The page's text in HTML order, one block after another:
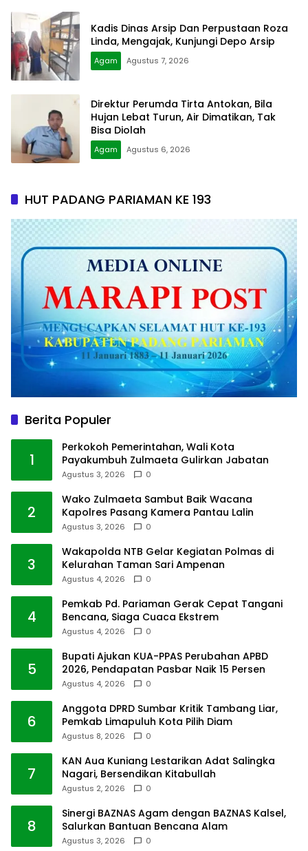
Kadis Dinas Arsip Dan Perpustaan Roza
Linda, Mengajak, Kunjungi Depo Arsip
Agam Agustus 7, 2026
Direktur Perumda Tirta Antokan, Bila
Hujan Lebat Turun, Air Dimatikan, Tak
Bisa Diolah
Agam Agustus 6, 2026
HUT PADANG PARIAMAN KE 193
Berita Populer
1
Perkokoh Pemerintahan, Wali Kota
Payakumbuh Zulmaeta Gulirkan Jabatan
Agustus 3, 2026 0
2
Wako Zulmaeta Sambut Baik Wacana
Kapolres Pasang Kamera Pantau Lalin
Agustus 3, 2026 0
3
Wakapolda NTB Gelar Kegiatan Polmas di
Kelurahan Taman Sari Ampenan
Agustus 4, 2026 0
4
Pemkab Pd. Pariaman Gerak Cepat Tangani
Bencana, Siaga Cuaca Ekstrem
Agustus 4, 2026 0
5
Bupati Ajukan KUA-PPAS Perubahan APBD
2026, Pendapatan Pasbar Naik 15 Persen
Agustus 4, 2026 0
6
Anggota DPRD Sumbar Kritik Tambang Liar,
Pemkab Limapuluh Kota Pilih Diam
Agustus 8, 2026 0
7
KAN Aua Kuniang Lestarikan Adat Salingka
Nagari, Bersendikan Kitabullah
Agustus 2, 2026 0
8
Sinergi BAZNAS Agam dengan BAZNAS Kalsel,
Salurkan Bantuan Bencana Alam
Agustus 3, 2026 0